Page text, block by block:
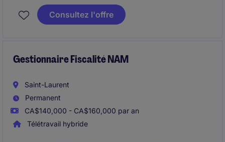
planification budgétaire et le soutien aux décisions
stratégiques. Le titulaire collabore étroitement avec
les négociations avec les fournisseurs.
Consultez l'offre
Gestionnaire Fiscalité NAM
Saint-Laurent
Permanent
CA$140,000 - CA$160,000 par an
Télétravail hybride